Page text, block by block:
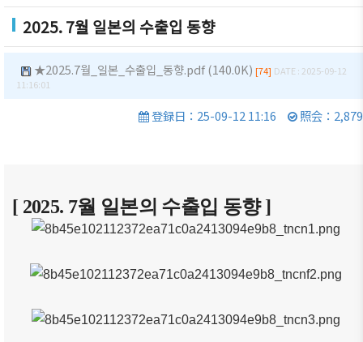
介
ご挨拶
組織図
易協会
東京支
韓企連
会員加
入
会員権
検索/リ
スト
談
動
分科委
クラブ
動靜
会員社
お知ら
せ
会員社
商情報
ト写真
韓企連
スレタ
日本生
2025. 7월 일본의 수출입 동향
★2025.7월_일본_수출입_동향.pdf (140.0K) [74] DATE : 2025-09-12
11:16:01
登録日：25-09-12 11:16 照会：2,879
[ 2025. 7월 일본의 수출입 동향 ]